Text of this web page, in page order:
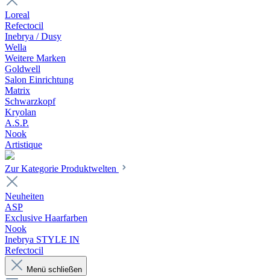
Loreal
Refectocil
Inebrya / Dusy
Wella
Weitere Marken
Goldwell
Salon Einrichtung
Matrix
Schwarzkopf
Kryolan
A.S.P.
Nook
Artistique
Zur Kategorie Produktwelten
Neuheiten
ASP
Exclusive Haarfarben
Nook
Inebrya STYLE IN
Refectocil
Menü schließen